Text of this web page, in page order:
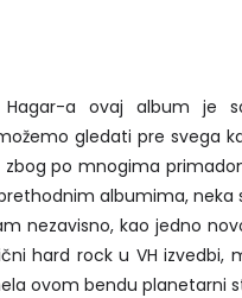
a ovaj album je
gledati pre svega
po mnogima
albumima,
nezavisno, kao jedno
hard rock u VH izvedbi,
ovom bendu planetarni